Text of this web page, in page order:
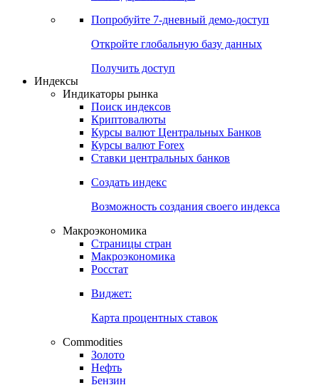
Денежный рынок
Календарь инвестора
Попробуйте7-дневный
Откройте глобальную базу данных
Получить доступ
Индикаторы рынка
Поиск индексов
Курсы валют Центральных Банков
Ставки центральных банков
Создать индекс
Возможность создания своего индекса
Страницы стран
Росстат
Виджет:
Карта процентных ставок